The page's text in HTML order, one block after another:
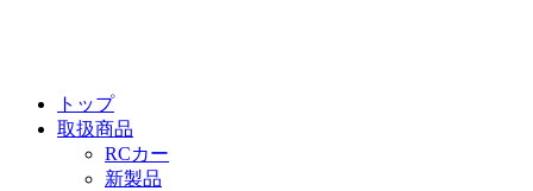
トップ
取扱商品
RCカー
新製品